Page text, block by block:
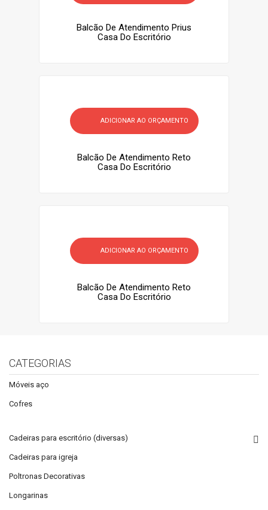
Balcão De Atendimento Prius
Casa Do Escritório
ADICIONAR AO ORÇAMENTO
Balcão De Atendimento Reto
Casa Do Escritório
ADICIONAR AO ORÇAMENTO
Balcão De Atendimento Reto
Casa Do Escritório
CATEGORIAS
Móveis aço
Cofres
Cadeiras para escritório (diversas)
Cadeiras para igreja
Poltronas Decorativas
Longarinas